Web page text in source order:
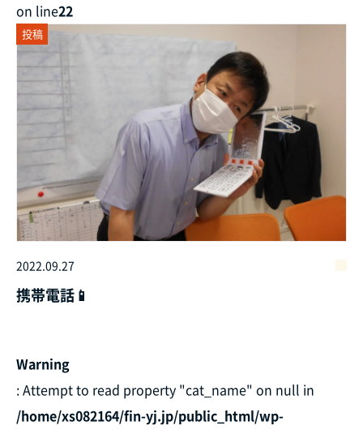
on line22
投稿
2022.09.27
携帯電話📱
Warning
: Attempt to read property "cat_name" on null in
/home/xs082164/fin-yj.jp/public_html/wp-